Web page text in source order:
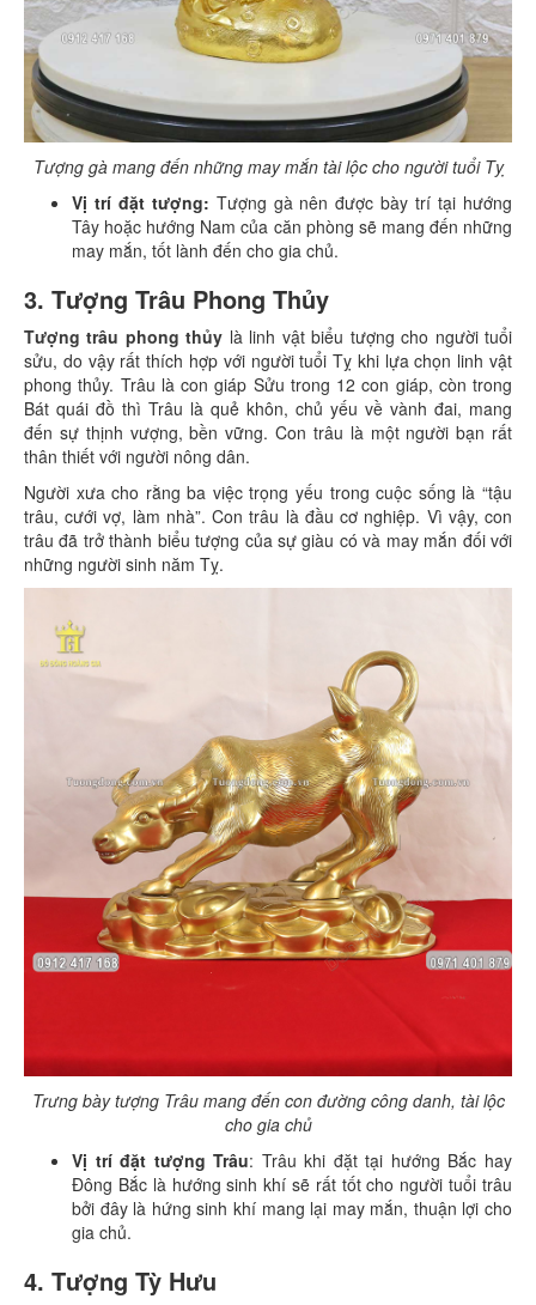
Tượng gà mang đến những may mắn tài lộc cho người tuổi Tỵ
Vị trí đặt tượng: Tượng gà nên được bày trí tại hướng
Tây hoặc hướng Nam của căn phòng sẽ mang đến những
may mắn, tốt lành đến cho gia chủ.
3. Tượng Trâu Phong Thủy
Tượng trâu phong thủy là linh vật biểu tượng cho người tuổi
sửu, do vậy rất thích hợp với người tuổi Tỵ khi lựa chọn linh vật
phong thủy. Trâu là con giáp Sửu trong 12 con giáp, còn trong
Bát quái đồ thì Trâu là quẻ khôn, chủ yếu về vành đai, mang
đến sự thịnh vượng, bền vững. Con trâu là một người bạn rất
thân thiết với người nông dân.
Người xưa cho rằng ba việc trọng yếu trong cuộc sống là “tậu
trâu, cưới vợ, làm nhà”. Con trâu là đầu cơ nghiệp. Vì vậy, con
trâu đã trở thành biểu tượng của sự giàu có và may mắn đối với
những người sinh năm Tỵ.
Trưng bày tượng Trâu mang đến con đường công danh, tài lộc
cho gia chủ
Vị trí đặt tượng Trâu: Trâu khi đặt tại hướng Bắc hay
Đông Bắc là hướng sinh khí sẽ rất tốt cho người tuổi trâu
bởi đây là hứng sinh khí mang lại may mắn, thuận lợi cho
gia chủ.
4. Tượng Tỳ Hưu